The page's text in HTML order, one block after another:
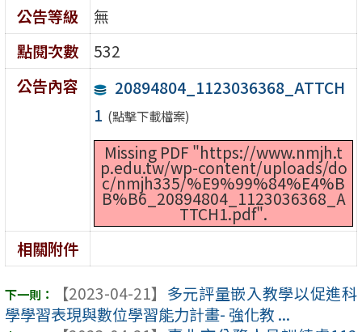
公告等級
無
點閱次數
532
公告內容
20894804_1123036368_ATTCH
1 (點擊下載檔案)
Missing PDF "https://www.nmjh.t
p.edu.tw/wp-content/uploads/do
c/nmjh335/%E9%99%84%E4%B
B%B6_20894804_1123036368_A
TTCH1.pdf".
相關附件
【2023-04-21】 多元評量嵌入教學以促進科
學學習表現與數位學習能力計畫- 強化教 ...